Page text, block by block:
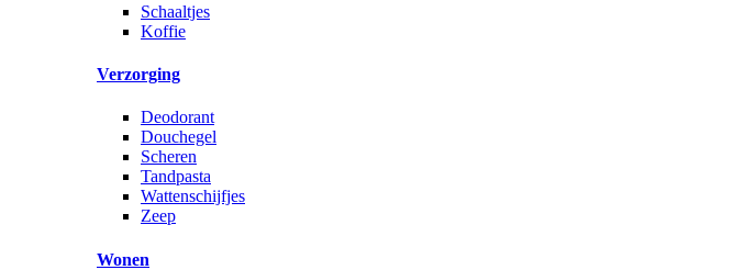
Schaaltjes
Koffie
Verzorging
Deodorant
Douchegel
Scheren
Tandpasta
Wattenschijfjes
Zeep
Wonen